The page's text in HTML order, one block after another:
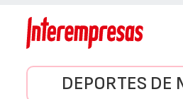
DEPORTES DE